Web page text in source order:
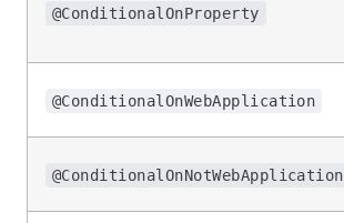
@ConditionalOnProperty
@ConditionalOnWebApplication
@ConditionalOnNotWebApplication